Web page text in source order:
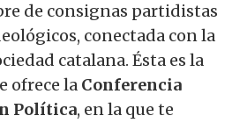
de consignas partidistas
conectada con la
catalana. Ésta es la
ofrece la Conferencia
Política, en la que te